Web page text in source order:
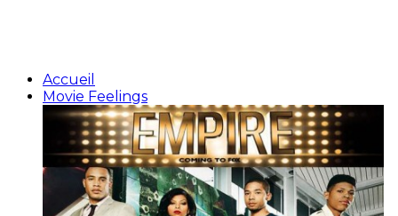
Accueil
Movie Feelings